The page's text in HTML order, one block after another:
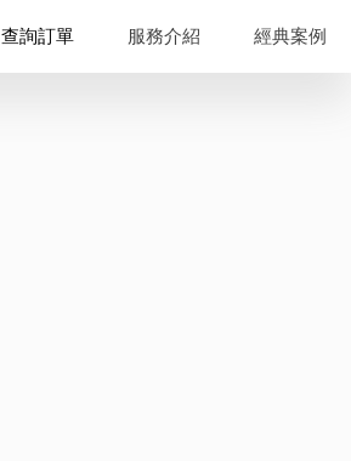
查詢訂單 服務介紹 經典案例